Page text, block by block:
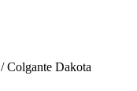
/ Colgante Dakota